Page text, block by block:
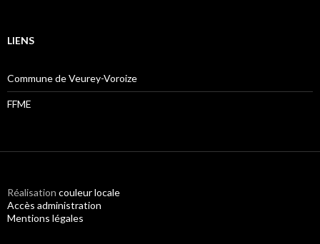
LIENS
Commune de Veurey-Voroize
FFME
Réalisation couleur locale
Accès administration
Mentions légales